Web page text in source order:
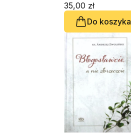
35,00 zł
Do koszyka